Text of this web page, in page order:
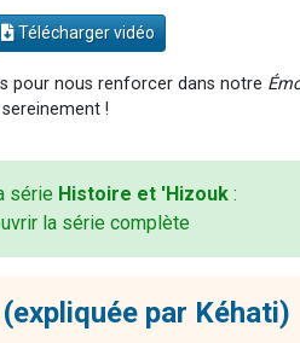
Télécharger vidéo
pour nous renforcer dans notre
!
série Histoire et 'Hizouk :
la série complète
par Kéhati)